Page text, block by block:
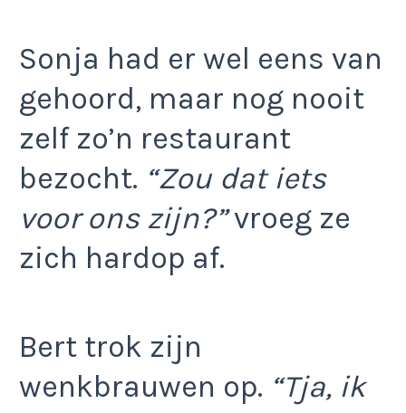
Sonja had er wel eens van
gehoord, maar nog nooit
zelf zo’n restaurant
bezocht. “Zou dat iets
voor ons zijn?”vroeg ze
zich hardop af.
Bert trok zijn
wenkbrauwen op. “Tja, ik